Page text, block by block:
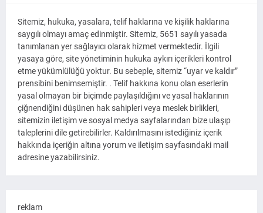
Sitemiz, hukuka, yasalara, telif haklarına ve kişilik haklarına
saygılı olmayı amaç edinmiştir. Sitemiz, 5651 sayılı yasada
tanımlanan yer sağlayıcı olarak hizmet vermektedir. İlgili
yasaya göre, site yönetiminin hukuka aykırı içerikleri kontrol
etme yükümlülüğü yoktur. Bu sebeple, sitemiz “uyar ve kaldır”
prensibini benimsemiştir. . Telif hakkına konu olan eserlerin
yasal olmayan bir biçimde paylaşıldığını ve yasal haklarının
çiğnendiğini düşünen hak sahipleri veya meslek birlikleri,
sitemizin iletişim ve sosyal medya sayfalarından bize ulaşıp
taleplerini dile getirebilirler. Kaldırılmasını istediğiniz içerik
hakkında içeriğin altına yorum ve iletişim sayfasındaki mail
adresine yazabilirsiniz.
reklam